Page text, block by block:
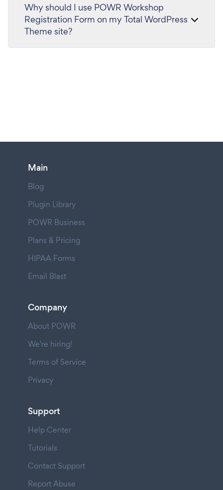
Why should I use POWR Workshop
Registration Form on my Total WordPress
Theme site?
Main
Blog
Plugin Library
POWR Business
Plans & Pricing
HIPAA Forms
Email Blast
Company
About POWR
We're hiring!
Terms of Service
Privacy
Support
Help Center
Tutorials
Contact Support
Report Abuse